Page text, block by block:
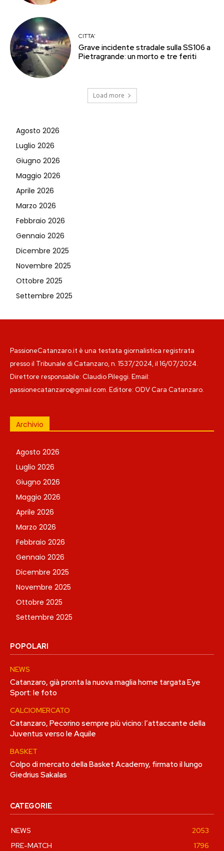
CITTA'
Grave incidente stradale sulla SS106 a
Pietragrande: un morto e tre feriti
Load more
Agosto 2026
Luglio 2026
Giugno 2026
Maggio 2026
Aprile 2026
Marzo 2026
Febbraio 2026
Gennaio 2026
Dicembre 2025
Novembre 2025
Ottobre 2025
Settembre 2025
PassioneCatanzaro.it è una testata giornalistica registrata
presso il Tribunale di Catanzaro, n. 1537/2024, il 16/07/2024.
Direttore responsabile: Claudio Pileggi. Email:
passionecatanzaro@gmail.com. Editore: ODV Cara Catanzaro.
Archivio
Agosto 2026
Luglio 2026
Giugno 2026
Maggio 2026
Aprile 2026
Marzo 2026
Febbraio 2026
Gennaio 2026
Dicembre 2025
Novembre 2025
Ottobre 2025
Settembre 2025
POPOLARI
NEWS
Catanzaro, già pronta la nuova maglia home targata Eye
Sport: le foto
CALCIOMERCATO
Catanzaro, Pecorino sempre più vicino: l’attaccante della
Juventus verso le Aquile
BASKET
Colpo di mercato della Basket Academy, firmato il lungo
Giedrius Sakalas
CATEGORIE
NEWS
2053
PRE-MATCH
1796